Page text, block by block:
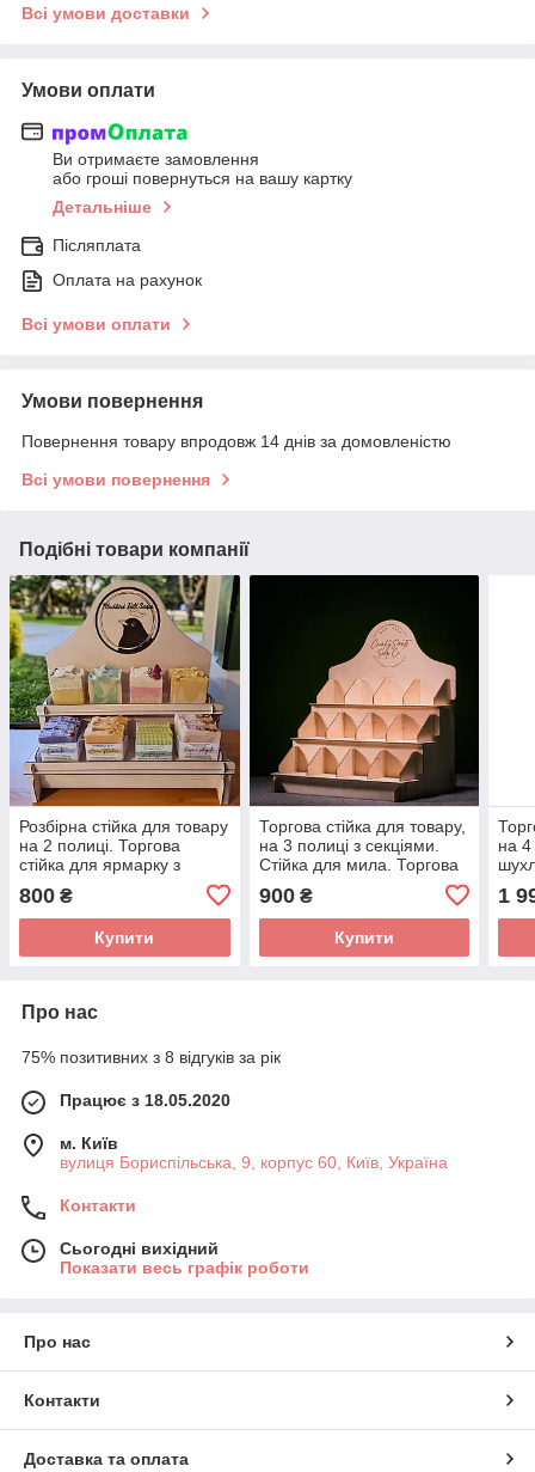
Всі умови доставки
Умови оплати
Ви отримаєте замовлення
або гроші повернуться на вашу картку
Детальніше
Післяплата
Оплата на рахунок
Всі умови оплати
Умови повернення
Повернення товару впродовж 14 днів за домовленістю
Всі умови повернення
Подібні товари компанії
Розбірна стійка для товару
на 2 полиці. Торгова
стійка для ярмарку з
дерева. Стенд-гірка для
мила.
800 ₴
Купити
Торгова стійка для товару,
на 3 полиці з секціями.
Стійка для мила. Торгова
900₴
Купити
на 4
1
Про нас
75% позитивних з 8 відгуків за рік
Працює з 18.05.2020
м. Київ
вулиця Бориспільська, 9, корпус 60, Київ, Україна
Контакти
Сьогодні вихідний
Показати весь графік роботи
Про нас
Контакти
Доставка та оплата